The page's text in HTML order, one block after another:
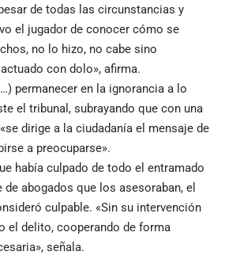
de todas las circunstancias y
el jugador de conocer cómo se
no lo hizo, no cabe sino
con dolo», afirma.
permanecer en la ignorancia a lo
el tribunal, subrayando que con una
dirige a la ciudadanía el mensaje de
a preocuparse».
había culpado de todo el entramado
abogados que los asesoraban, el
culpable. «Sin su intervención
el delito, cooperando de forma
señala.